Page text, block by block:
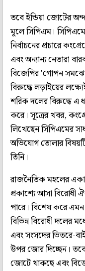
তবে ইন্ডিয়া জোটের
মূলে সিপিএম।
নির্বাচনের প্রচারে
এবং অন্যান্য নেতারা
বিজেপির 'গোপন
বিরুদ্ধে লড়াইয়ের
শরিক দলের বিরুদ্ধে এ
করে। সূত্রের খবর,
লিখেছেন সিপিএমের
অভিযোগ তোলার
তিনি।
রাজনৈতিক মহলের
প্রকাশ্যে আসা বিরোধী
পারে। বিশেষ করে
বিভিন্ন বিরোধী দলের
এবং সংসদের ভিতরে-
উপর জোর দিচ্ছেন। তবে
জোটে থাকছে এবং